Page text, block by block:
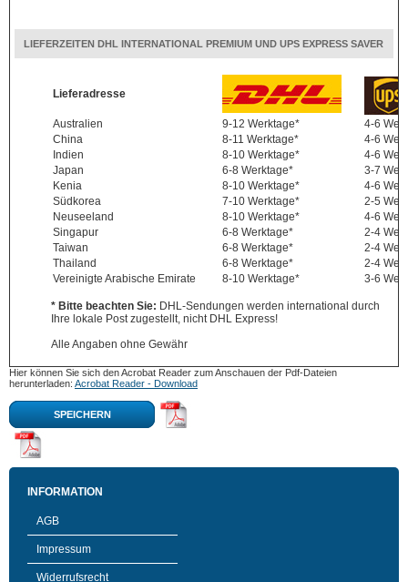
LIEFERZEITEN DHL INTERNATIONAL PREMIUM UND UPS EXPRESS SAVER
Lieferadresse
Australien 9-12 Werktage*
4-6
China
8-11 Werktage*
4-6
Indien
8-10 Werktage*
4-6
Japan
6-8 Werktage*
3-7
Kenia
8-10 Werktage*
4-6
Südkorea
7-10 Werktage*
2-5
Neuseeland
8-10 Werktage*
4-6
Singapur
6-8 Werktage*
2-4
Taiwan
6-8 Werktage*
2-4
Thailand
6-8 Werktage*
2-4
Vereinigte Arabische Emirate
8-10 Werktage* 3-6
* Bitte beachten Sie: DHL-Sendungen werden international durch
Ihre lokale Post zugestellt, nicht DHL Express!
Alle Angaben ohne Gewähr
Hier können Sie sich den Acrobat Reader zum Anschauen der Pdf-Dateien
herunterladen: Acrobat Reader - Download
SPEICHERN
INFORMATION
AGB
Impressum
Widerrufsrecht